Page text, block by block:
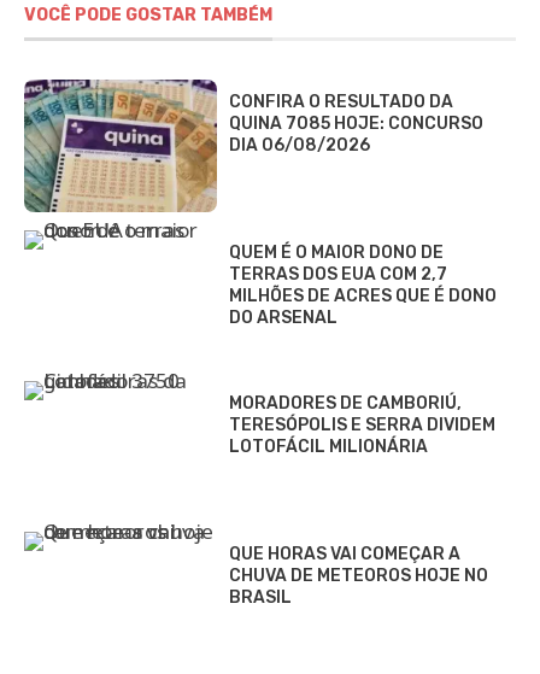
VOCÊ PODE GOSTAR TAMBÉM
CONFIRA O RESULTADO DA
QUINA 7085 HOJE: CONCURSO
DIA 06/08/2026
QUEM É O MAIOR DONO DE
TERRAS DOS EUA COM 2,7
MILHÕES DE ACRES QUE É DONO
DO ARSENAL
MORADORES DE CAMBORIÚ,
TERESÓPOLIS E SERRA DIVIDEM
LOTOFÁCIL MILIONÁRIA
QUE HORAS VAI COMEÇAR A
CHUVA DE METEOROS HOJE NO
BRASIL